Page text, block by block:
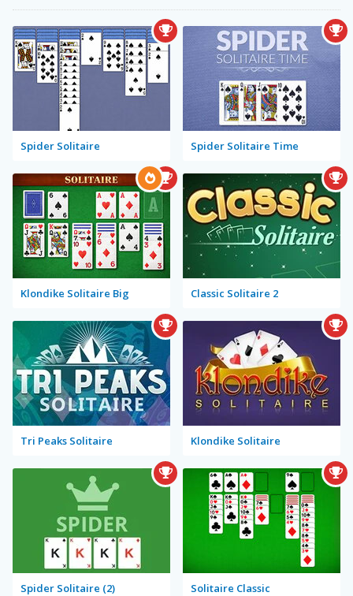
Spider Solitaire Spider Solitaire Time
Klondike Solitaire Big Classic Solitaire 2
Tri Peaks Solitaire Klondike Solitaire
Spider Solitaire (2) Solitaire Classic